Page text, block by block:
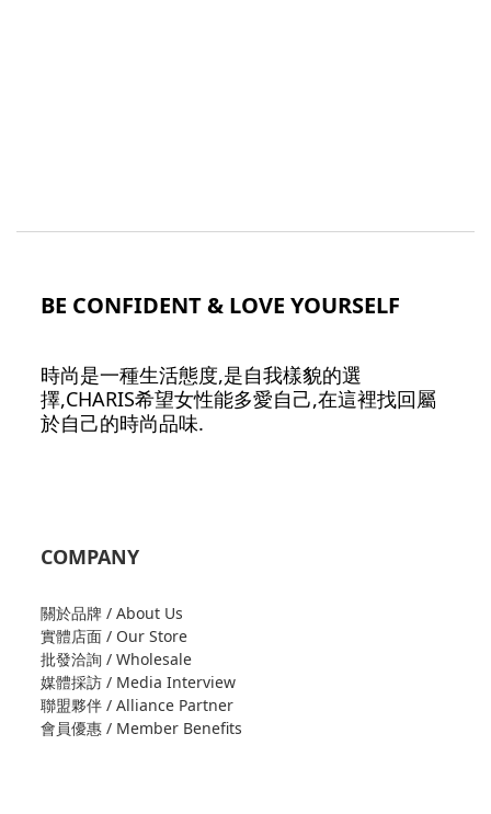
BE CONFIDENT & LOVE YOURSELF
時尚是一種生活態度,是自我樣貌的選
擇,CHARIS希望女性能多愛自己,在這裡找回屬
於自己的時尚品味.
COMPANY
關於品牌 / About Us
實體店面 / Our Store
批發洽詢 / Wholesale
媒體採訪 / Media Interview
聯盟夥伴 / Alliance Partner
會員優惠 / Member Benefits